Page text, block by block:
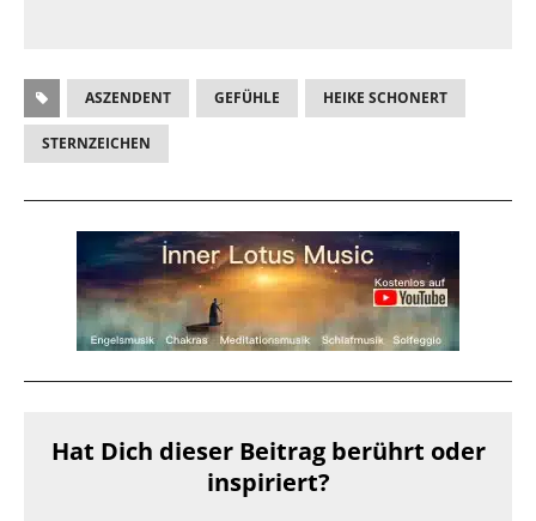
ASZENDENT GEFÜHLE HEIKE SCHONERT
STERNZEICHEN
Hat Dich dieser Beitrag berührt oder
inspiriert?